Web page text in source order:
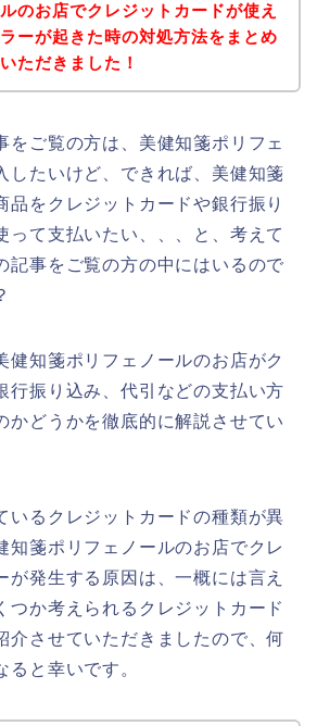
のお店でクレジットカードが使え
ーが起きた時の対処方法をまとめ
ただきました！
をご覧の方は、美健知箋ポリフェ
したいけど、できれば、美健知箋
品をクレジットカードや銀行振り
って支払いたい、、、と、考えて
記事をご覧の方の中にはいるので
健知箋ポリフェノールのお店がク
行振り込み、代引などの支払い方
かどうかを徹底的に解説させてい
いるクレジットカードの種類が異
知箋ポリフェノールのお店でクレ
が発生する原因は、一概には言え
つか考えられるクレジットカード
介させていただきましたので、何
ると幸いです。